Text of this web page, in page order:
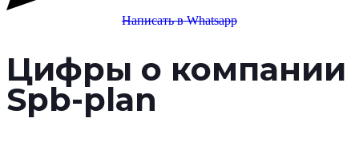
Написать вWhatsapp
Цифры о компании
Spb-plan